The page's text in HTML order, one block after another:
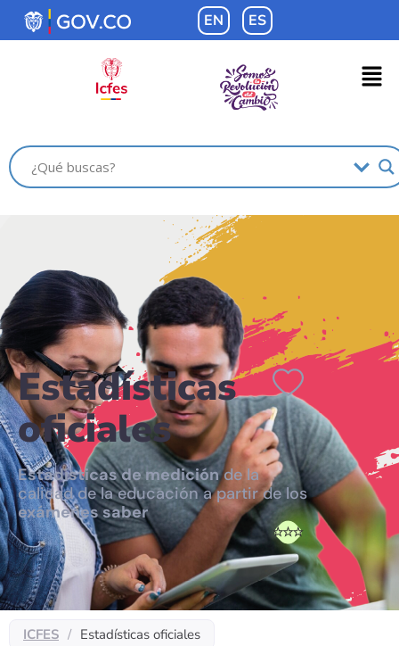
contenido EN ES
Estadísticas
oficiales
Estadísticas de mediciónde la
calidad de la educación a partir de los
exámenes saber
ICFES / Estadísticas oficiales